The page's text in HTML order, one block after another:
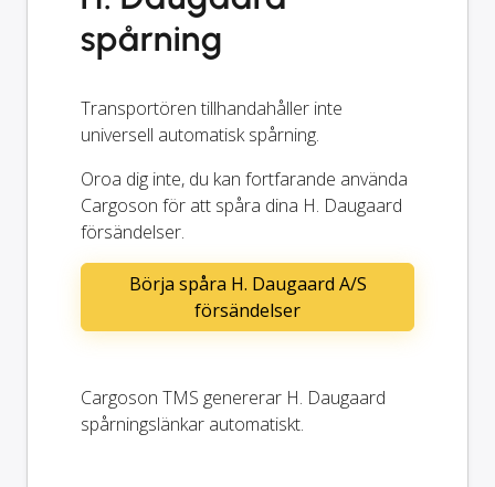
spårning
Transportören tillhandahåller inte
universell automatisk spårning.
Oroa dig inte, du kan fortfarande använda
Cargoson för att spåra dina H. Daugaard
försändelser.
Börja spåra H. Daugaard A/S
försändelser
Cargoson TMS genererar H. Daugaard
spårningslänkar automatiskt.